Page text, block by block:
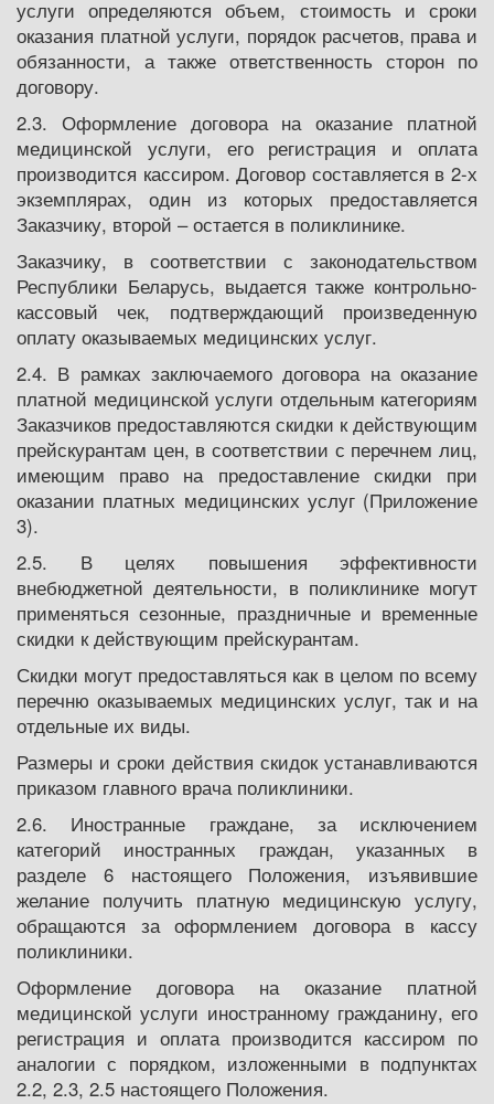
услуги определяются объем, стоимость и сроки
оказания платной услуги, порядок расчетов, права и
обязанности, а также ответственность сторон по
договору.
2.3. Оформление договора на оказание платной
медицинской услуги, его регистрация и оплата
производится кассиром. Договор составляется в 2-х
экземплярах, один из которых предоставляется
Заказчику, второй – остается в поликлинике.
Заказчику, в соответствии с законодательством
Республики Беларусь, выдается также контрольно-
кассовый чек, подтверждающий произведенную
оплату оказываемых медицинских услуг.
2.4. В рамках заключаемого договора на оказание
платной медицинской услуги отдельным категориям
Заказчиков предоставляются скидки к действующим
прейскурантам цен, в соответствии с перечнем лиц,
имеющим право на предоставление скидки при
оказании платных медицинских услуг (Приложение
3).
2.5. В целях повышения эффективности
внебюджетной деятельности, в поликлинике могут
применяться сезонные, праздничные и временные
скидки к действующим прейскурантам.
Скидки могут предоставляться как в целом по всему
перечню оказываемых медицинских услуг, так и на
отдельные их виды.
Размеры и сроки действия скидок устанавливаются
приказом главного врача поликлиники.
2.6. Иностранные граждане, за исключением
категорий иностранных граждан, указанных в
разделе 6 настоящего Положения, изъявившие
желание получить платную медицинскую услугу,
обращаются за оформлением договора в кассу
поликлиники.
Оформление договора на оказание платной
медицинской услуги иностранному гражданину, его
регистрация и оплата производится кассиром по
аналогии с порядком, изложенными в подпунктах
2.2, 2.3, 2.5 настоящего Положения.